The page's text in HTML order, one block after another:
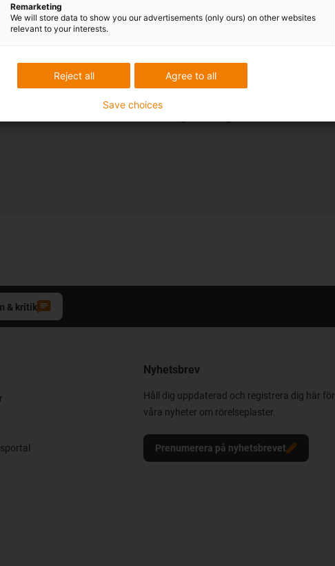
Leverans och rådgivning
Personligen::
& kritik
Nyhetsbrev
Håll dig uppdaterad och registrera dig här för
våra nyheter om rörelseplaster.
Prenumerera på nyhetsbrevet
Remarketing
We will store data to show you our advertisements (only ours) on other websites
relevant to your interests.
Agree to all
Reject all
Save choices